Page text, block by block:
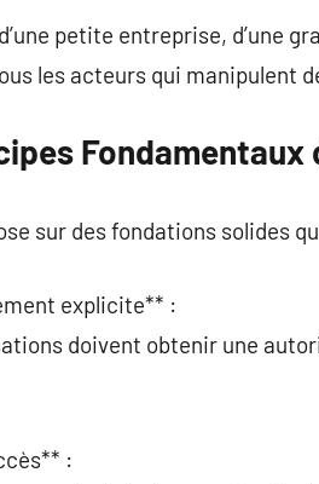
d’une petite entreprise, d’une
les acteurs qui manipulent
Fondamentaux
sur des fondations solides
explicite** :
doivent obtenir une
: